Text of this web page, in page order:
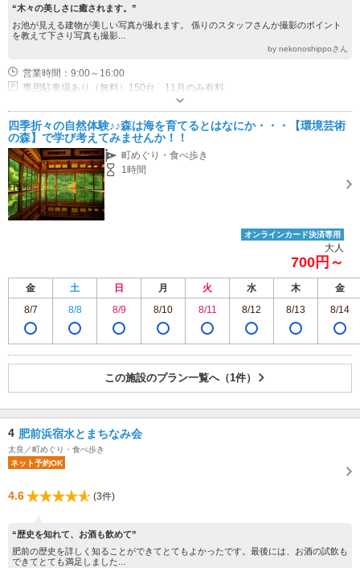
“木々の美しさに癒されます。”
お池が見える建物が美しい写真が撮れます。 係りのスタッフさんか撮影のポイント
を教えて下さり写真も撮影...
by nekonoshippoさん
営業時間：9:00～16:00
専用駐車場あり（無料）150台 11月のみ有料
四季折々の自然体験♪♪森は海を育てるとはなにか・・・【環境芸術
の森】で学び考えてみませんか！！
町めぐり・食べ歩き
1時間
オンラインカード決済専用
大人
700円～
金 土 日 月 火 水 木
金
8/7
8/8 8/9 8/10 8/11 8/12 8/13 8/14
この施設のプラン一覧へ（1件）
4 肥前浜宿水とまちなみ会
太良／町めぐり・食べ歩き
ネット予約OK
4.6 (3件)
“歴史を知れて、お酒も飲めて”
肥前の歴史を詳しく知ることができてとてもよかったです。最後には、お酒の試飲も
できてとても満足しました...